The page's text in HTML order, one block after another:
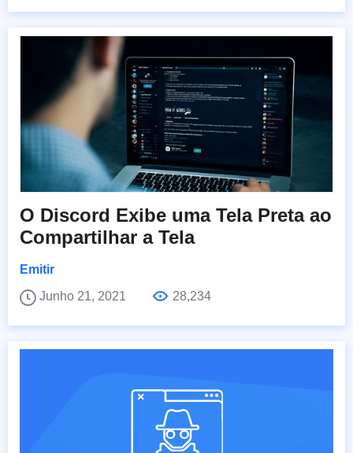
O Discord Exibe uma Tela Preta ao
Compartilhar a Tela
Emitir
Junho 21, 2021
28,234